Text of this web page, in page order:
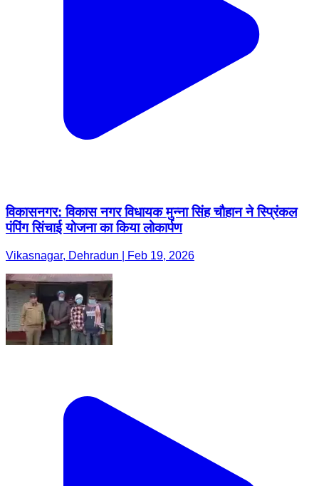
विकासनगर: विकास नगर विधायक मुन्ना सिंह चौहान ने स्प्रिंकल
पंपिंग सिंचाई योजना का किया लोकार्पण
Vikasnagar, Dehradun | Feb 19, 2026